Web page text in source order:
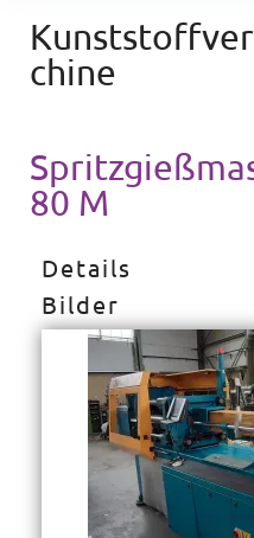
chine
80 M
Details
Bilder